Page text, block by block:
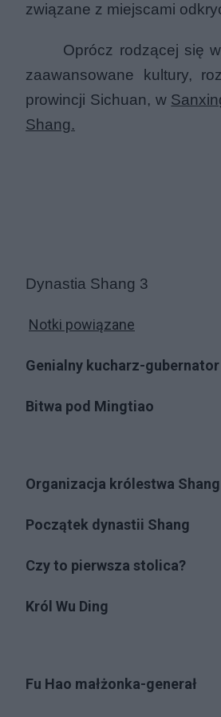
związane z miejscami
Oprócz rodzącej się
zaawansowane kultury,
prowincji Sichuan, w
Shang.
Dynastia Shang 3
Notki powiązane
Genialny kucharz-gubernator
Bitwa pod Mingtiao
Organizacja królestwa Shang
Początek dynastii Shang
Czy to pierwsza stolica?
Król Wu Ding
Fu Hao małżonka-generał